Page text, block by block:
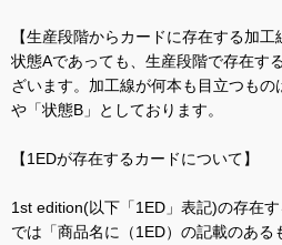
【生産段階からカードに存在する加工
状態Aであっても、生産段階で存在す
ざいます。加工線が何本も目立つもの
や「状態B」としております。
【1EDが存在するカードについて】
1st edition(以下「1ED」表記)の存在
では「商品名に（1ED）の記載のある